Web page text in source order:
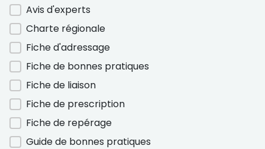
Avis d'experts
Charte régionale
Fiche d'adressage
Fiche de bonnes pratiques
Fiche de liaison
Fiche de prescription
Fiche de repérage
Guide de bonnes pratiques